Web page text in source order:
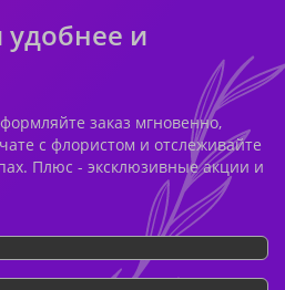
и
заказ мгновенно,
с флористом и отслеживайте
Плюс - эксклюзивные акции и